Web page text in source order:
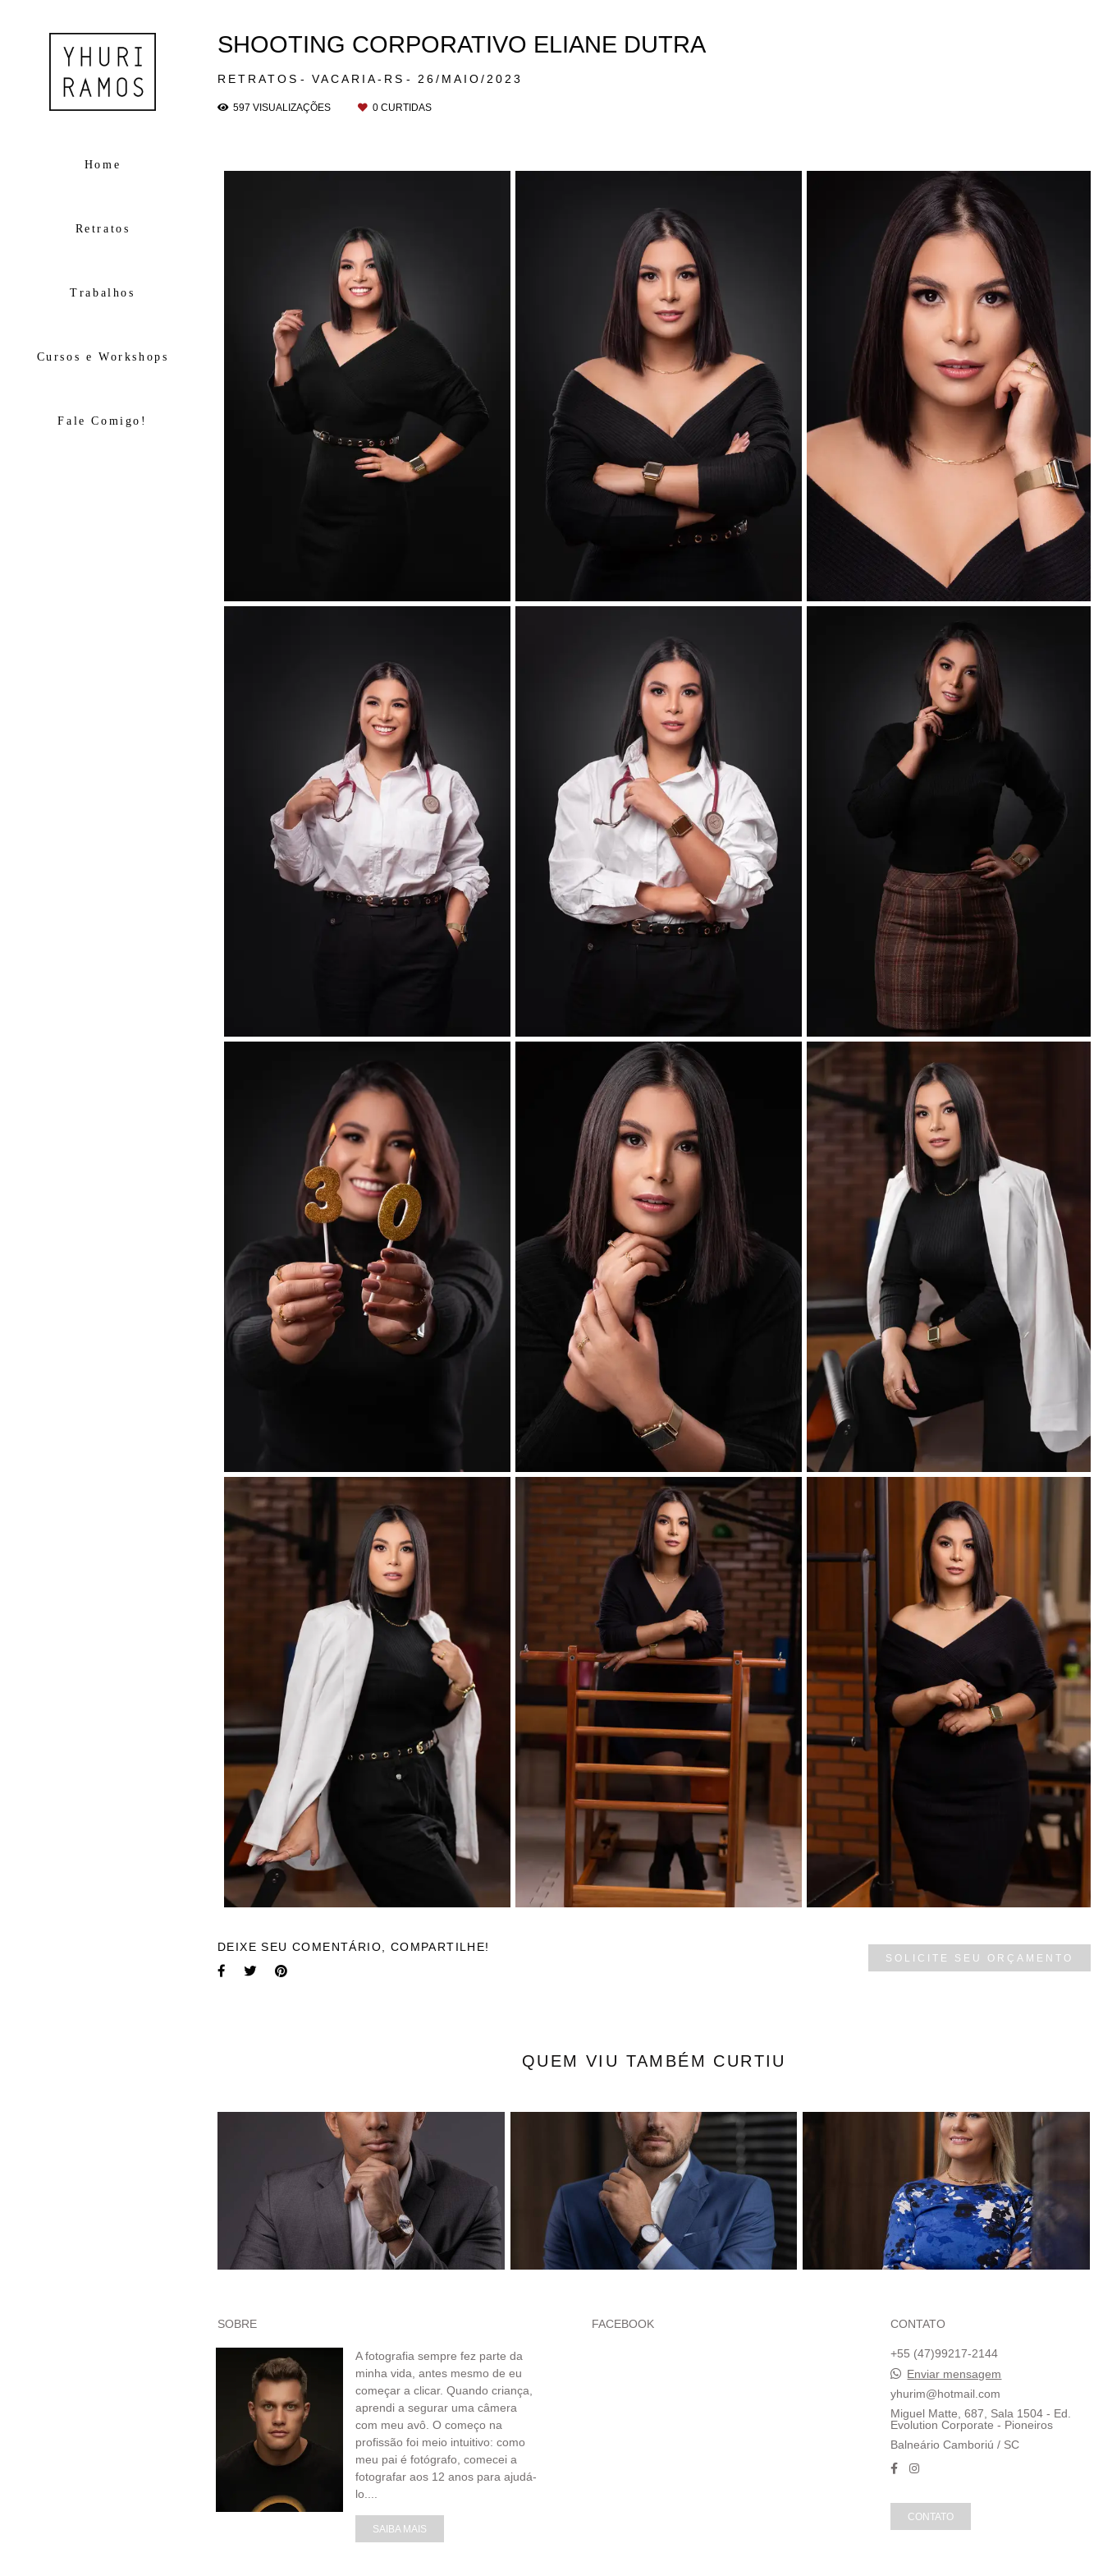
Home
Retratos
Trabalhos
Cursos e Workshops
Fale Comigo!
RETRATOS VACARIA-RS 26/MAIO/2023
SHOOTING CORPORATIVO ELIANE DUTRA
597 VISUALIZAÇÕES 0 CURTIDAS
DEIXE SEU COMENTÁRIO, COMPARTILHE!
SOLICITE SEU ORÇAMENTO
QUEM VIU TAMBÉM CURTIU
SOBRE
A fotografia sempre fez parte da
minha vida, antes mesmo de eu
começar a clicar. Quando criança,
aprendi a segurar uma câmera
com meu avô. O começo na
profissão foi meio intuitivo: como
meu pai é fotógrafo, comecei a
fotografar aos 12 anos para ajudá-
lo....
SAIBA MAIS
FACEBOOK CONTATO
+55 (47)99217-2144
Enviar mensagem
yhurim@hotmail.com
Miguel Matte, 687, Sala 1504 - Ed.
Evolution Corporate - Pioneiros
Balneário Camboriú / SC
CONTATO